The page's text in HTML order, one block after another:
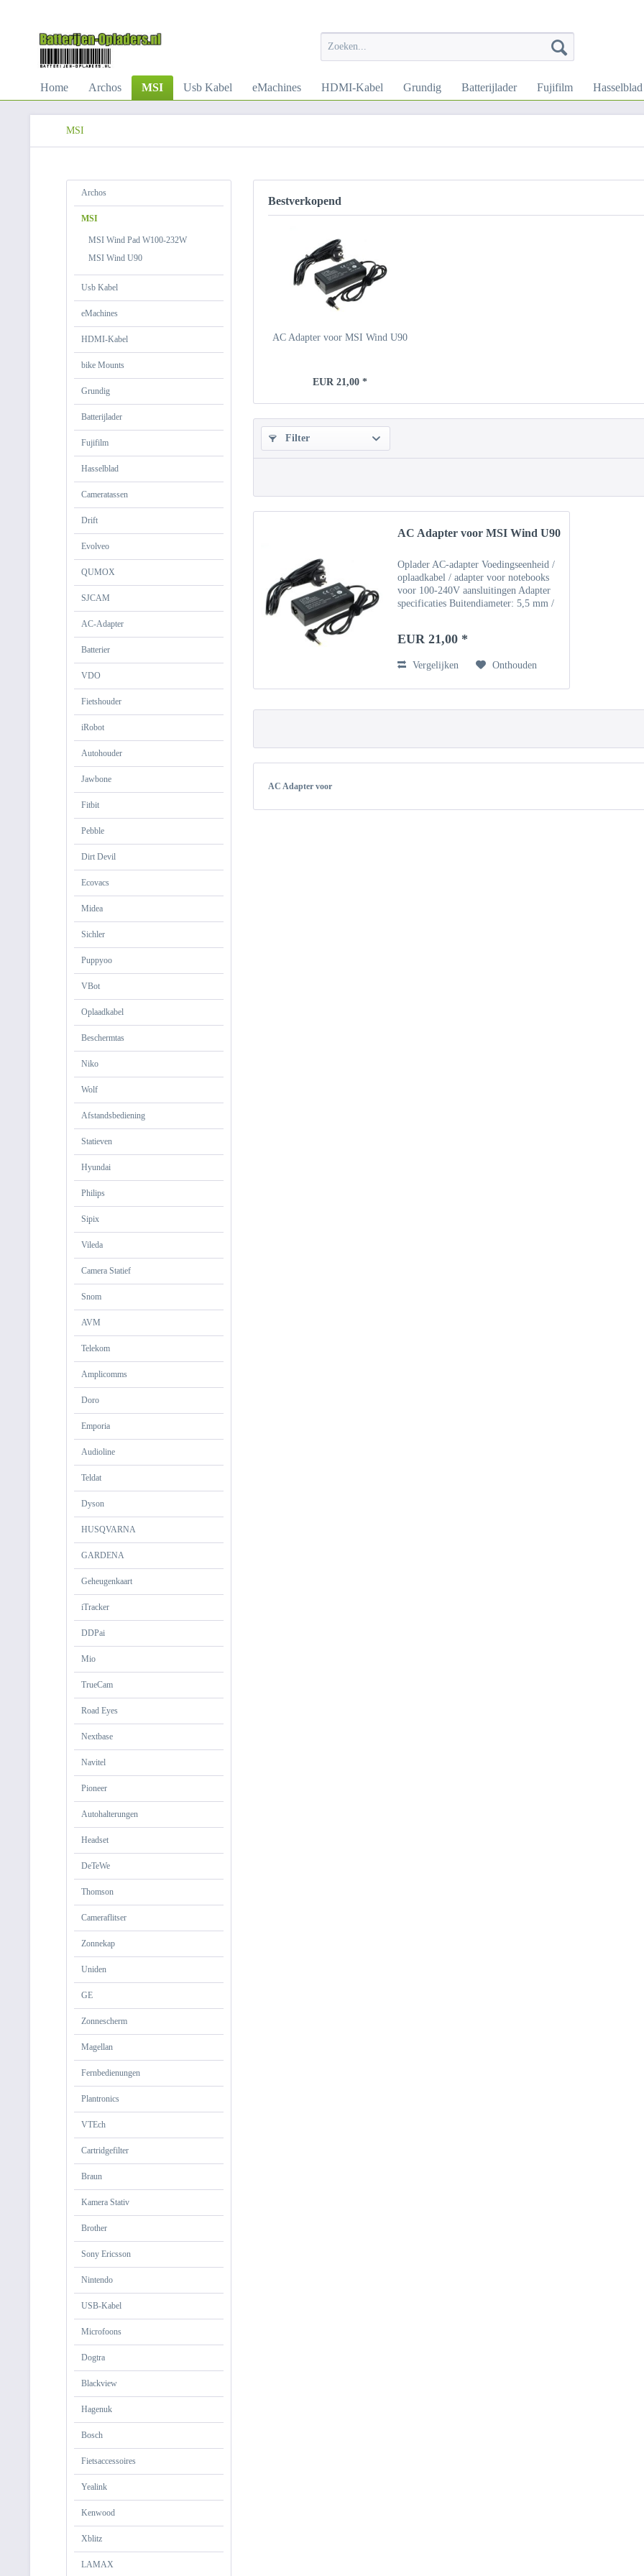
Home Archos MSI Usb Kabel eMachines HDMI-Kabel Grundig Batterijlader Fujifilm Hasselblad
MSI
Archos
MSI
MSI Wind Pad W100-232W
MSI Wind U90
Usb Kabel
eMachines
HDMI-Kabel
bike Mounts
Grundig
Batterijlader
Fujifilm
Hasselblad
Cameratassen
Drift
Evolveo
QUMOX
SJCAM
AC-Adapter
Batterier
VDO
Fietshouder
iRobot
Autohouder
Jawbone
Fitbit
Pebble
Dirt Devil
Ecovacs
Midea
Sichler
Puppyoo
VBot
Oplaadkabel
Beschermtas
Niko
Wolf
Afstandsbediening
Statieven
Hyundai
Philips
Sipix
Vileda
Camera Statief
Snom
AVM
Telekom
Amplicomms
Doro
Emporia
Audioline
Teldat
Dyson
HUSQVARNA
GARDENA
Geheugenkaart
iTracker
DDPai
Mio
TrueCam
Road Eyes
Nextbase
Navitel
Pioneer
Autohalterungen
Headset
DeTeWe
Thomson
Cameraflitser
Zonnekap
Uniden
GE
Zonnescherm
Magellan
Fernbedienungen
Plantronics
VTEch
Cartridgefilter
Braun
Kamera Stativ
Brother
Sony Ericsson
Nintendo
USB-Kabel
Microfoons
Dogtra
Blackview
Hagenuk
Bosch
Fietsaccessoires
Yealink
Kenwood
Xblitz
LAMAX
Bestverkopend
AC Adapter voor MSI Wind U90
EUR 21,00 *
Filter
AC Adapter voor MSI Wind U90
Oplader AC-adapter Voedingseenheid /
oplaadkabel / adapter voor notebooks
voor 100-240V aansluitingen Adapter
specificaties Buitendiameter: 5,5 mm /
EUR 21,00 *
Vergelijken Onthouden
AC Adapter voor